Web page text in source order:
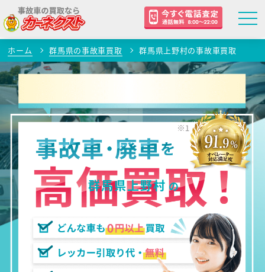
ホーム 群馬県の事故車買取 群馬県上野村の事故車買取
群馬県上野村 の